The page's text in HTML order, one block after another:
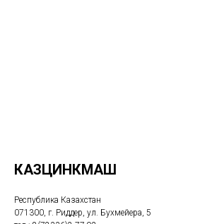
КАЗЦИНКМАШ
Республика Казахстан
071300, г. Риддер, ул. Бухмейера, 5